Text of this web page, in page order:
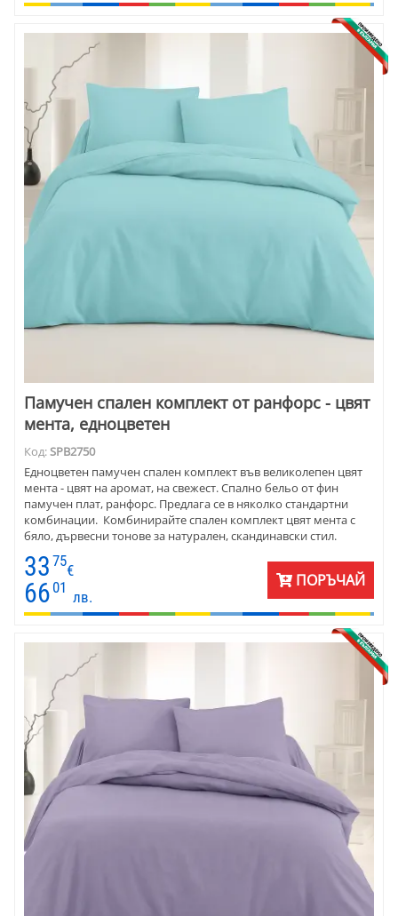
Памучен спален комплект от ранфорс - цвят
мента, едноцветен
Код:SPB2750
Едноцветен памучен спален комплект във великолепен цвят
мента - цвят на аромат, на свежест. Спално бельо от фин
памучен плат, ранфорс. Предлага се в няколко стандартни
комбинации. Комбинирайте спален комплект цвят мента с
бяло, дървесни тонове за натурален, скандинавски стил.
Съчетайте цвят мента със сиво и черно, за да имате модерен
минимализъм в спалнята. За романтичен шик - мента се
комбинира с розово и златно.
33 75
€
66 01
лв.
ПОРЪЧАЙ